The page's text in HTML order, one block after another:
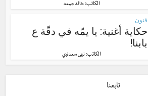
الكاتب:خالد جمعه
فنون
حكاية أغنية: يا يمّه في دقّة ع
بابنا!
الكاتب: نهى سعداوي
تابعنا